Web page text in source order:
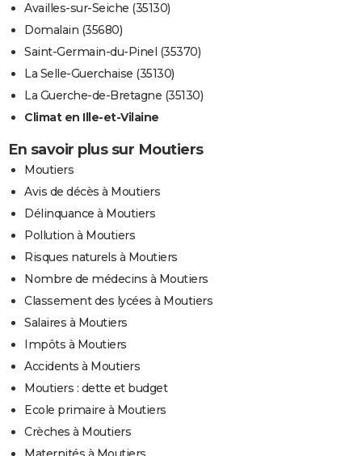
Availles-sur-Seiche (35130)
Domalain (35680)
Saint-Germain-du-Pinel (35370)
La Selle-Guerchaise (35130)
La Guerche-de-Bretagne (35130)
Climat en Ille-et-Vilaine
En savoir plus sur Moutiers
Moutiers
Avis de décès à Moutiers
Délinquance à Moutiers
Pollution à Moutiers
Risques naturels à Moutiers
Nombre de médecins à Moutiers
Classement des lycées à Moutiers
Salaires à Moutiers
Impôts à Moutiers
Accidents à Moutiers
Moutiers : dette et budget
Ecole primaire à Moutiers
Crèches à Moutiers